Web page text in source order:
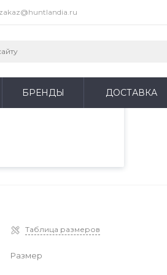
и
Продолжая
использования.
zakaz@huntlandia.ru
БРЕНДЫ ДОСТАВКА
Таблица размеров
Размер